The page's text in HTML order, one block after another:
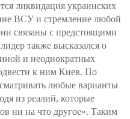
ликвидация украинских
ВСУ и стремление любой
связаны с предстоящими
также высказался о
и неоднократных
к ним Киев. По
любые варианты
из реалий, которые
ни на что другое». Таким